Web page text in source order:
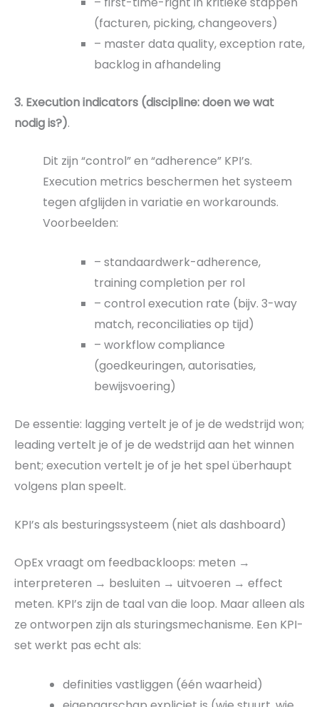
(facturen, picking, changeovers)
– master data quality, exception rate,
backlog in afhandeling
3. Execution indicators (discipline: doen we wat
nodig is?).
Dit zijn “control” en “adherence” KPI’s.
Execution metrics beschermen het systeem
tegen afglijden in variatie en workarounds.
Voorbeelden:
– standaardwerk-adherence,
training completion per rol
– control execution rate (bijv. 3-way
match, reconciliaties op tijd)
– workflow compliance
(goedkeuringen, autorisaties,
bewijsvoering)
De essentie: lagging vertelt je of je de wedstrijd won;
leading vertelt je of je de wedstrijd aan het winnen
bent; execution vertelt je of je het spel überhaupt
volgens plan speelt.
KPI’s als besturingssysteem (niet als dashboard)
OpEx vraagt om feedbackloops: meten →
interpreteren → besluiten → uitvoeren → effect
meten. KPI’s zijn de taal van die loop. Maar alleen als
ze ontworpen zijn als sturingsmechanisme. Een KPI-
set werkt pas echt als:
definities vastliggen (één waarheid)